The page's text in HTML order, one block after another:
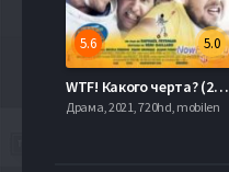
5.0
5.6
WTF! Какого черта? (2014)
Драма, 2021, 720hd, mobilen